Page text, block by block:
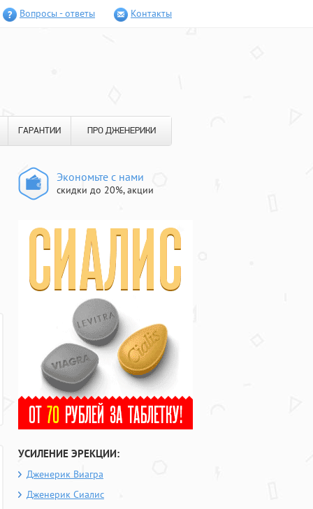
Вопросы - ответы Контакты
ГАРАНТИИ ПРО ДЖЕНЕРИКИ
Экономьте с нами
скидки до 20%, акции
УСИЛЕНИЕ ЭРЕКЦИИ:
Дженерик Виагра
Дженерик Сиалис